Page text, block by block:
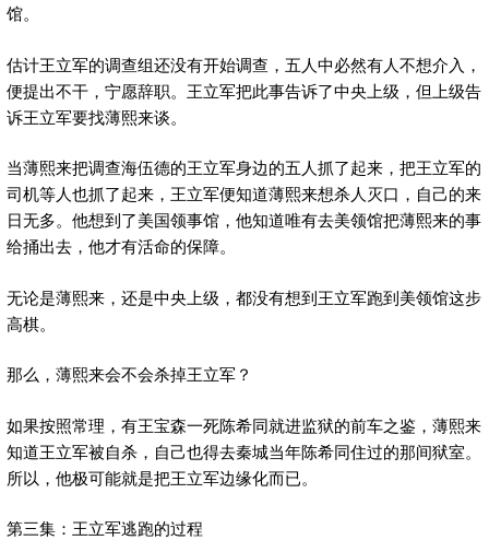
馆。
估计王立军的调查组还没有开始调查，五人中必然有人不想介入，
便提出不干，宁愿辞职。王立军把此事告诉了中央上级，但上级告
诉王立军要找薄熙来谈。
当薄熙来把调查海伍德的王立军身边的五人抓了起来，把王立军的
司机等人也抓了起来，王立军便知道薄熙来想杀人灭口，自己的来
日无多。他想到了美国领事馆，他知道唯有去美领馆把薄熙来的事
给捅出去，他才有活命的保障。
无论是薄熙来，还是中央上级，都没有想到王立军跑到美领馆这步
高棋。
那么，薄熙来会不会杀掉王立军？
如果按照常理，有王宝森一死陈希同就进监狱的前车之鉴，薄熙来
知道王立军被自杀，自己也得去秦城当年陈希同住过的那间狱室。
所以，他极可能就是把王立军边缘化而已。
第三集：王立军逃跑的过程